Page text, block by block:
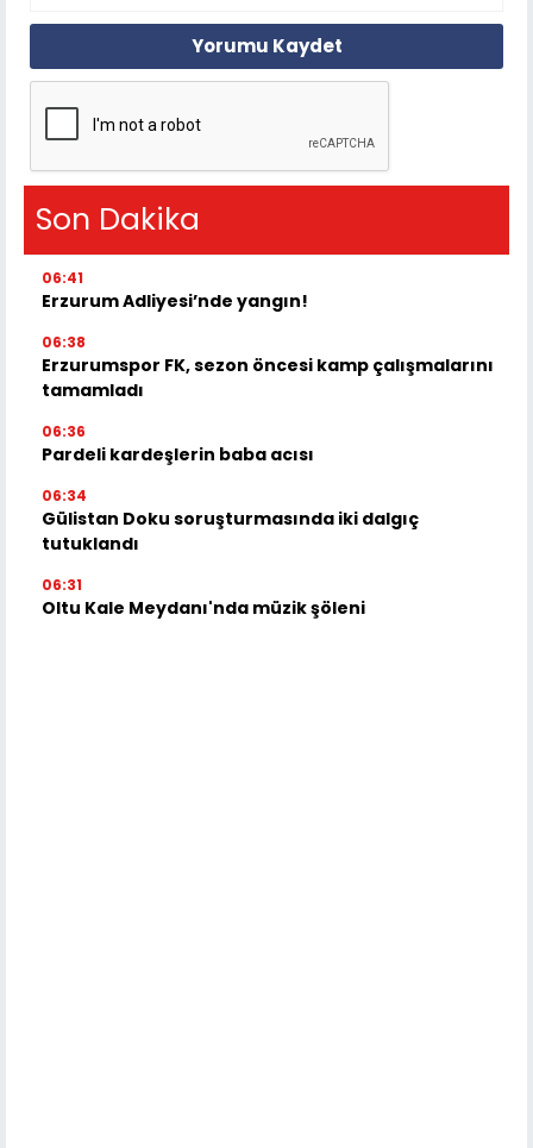
Yorumu Kaydet
Son Dakika
06:41
Erzurum Adliyesi’nde yangın!
06:38
Erzurumspor FK, sezon öncesi kamp çalışmalarını
tamamladı
06:36
Pardeli kardeşlerin baba acısı
06:34
Gülistan Doku soruşturmasında iki dalgıç
tutuklandı
06:31
Oltu Kale Meydanı'nda müzik şöleni